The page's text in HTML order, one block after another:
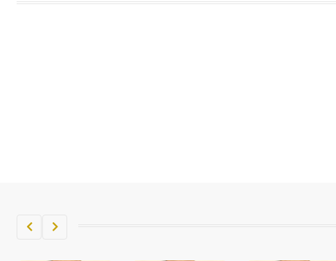
- هل تعلم أن الأبجدية الكنعانية تتألف من